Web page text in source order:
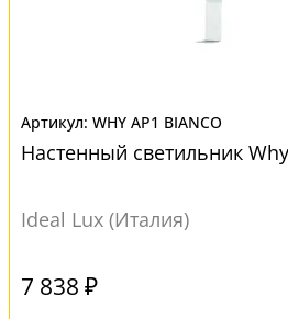
WHY AP1 BIANCO
Настенный светильник
Ideal Lux (Италия)
7 838 ₽